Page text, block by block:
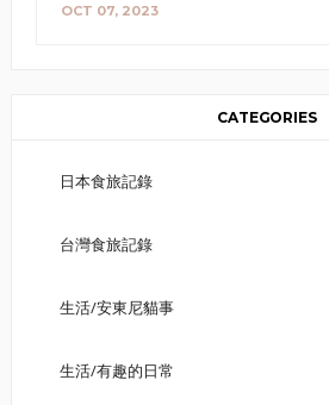
OCT 07, 2023
CATEGORIES
日本食旅記錄
台灣食旅記錄
生活/安東尼貓事
生活/有趣的日常